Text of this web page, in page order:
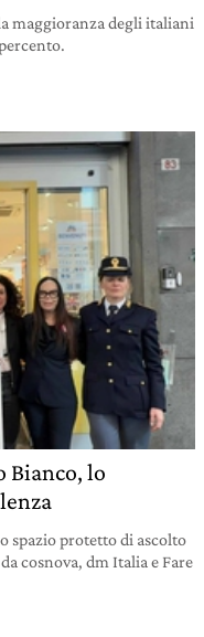
maggioranza degli italiani
Bianco, lo
spazio protetto di ascolto
cosnova, dm Italia e Fare